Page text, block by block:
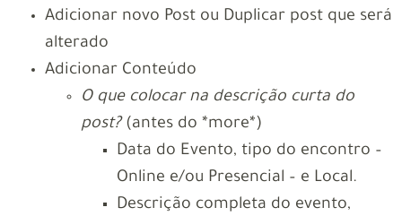
Adicionar novo Post ou Duplicar post que será
alterado
Adicionar Conteúdo
O que colocar na descrição curta do
post?(antes do *more*)
Data do Evento, tipo do encontro –
Online e/ou Presencial – e Local.
Descrição completa do evento,